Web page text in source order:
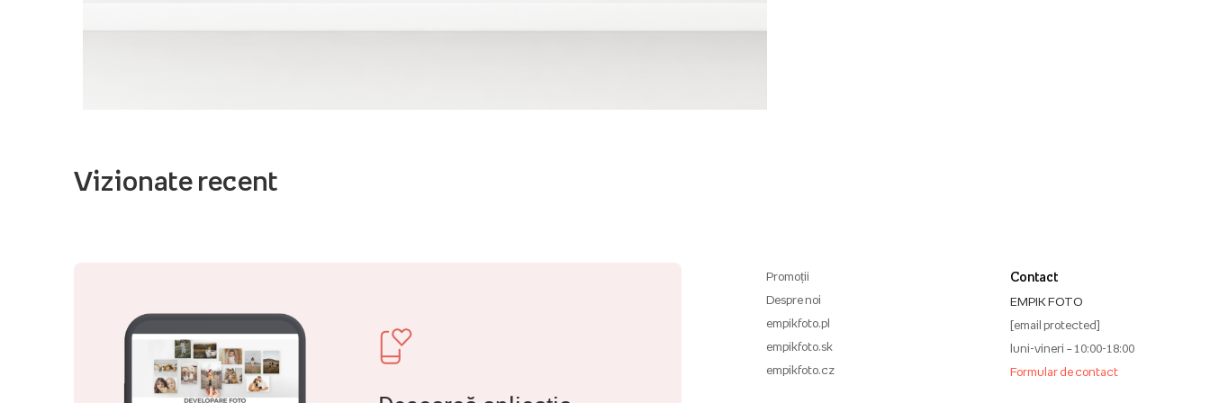
Vizionate recent
Promoții
Despre noi
empikfoto.pl
empikfoto.sk
empikfoto.cz
Contact
EMPIK FOTO
[email protected]
luni-vineri – 10:00-18:00
Formular de contact